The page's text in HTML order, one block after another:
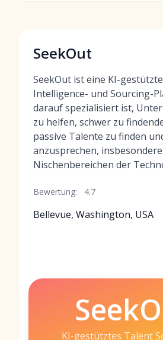
SeekOut
SeekOut ist eine KI-
Intelligence- und Sourcing-
darauf spezialisiert ist,
zu helfen, schwer zu
passive Talente zu finden
anzusprechen,
Nischenbereichen der
Bewertung: 4.7
Bellevue, Washington, USA
KI-gestütztes Talent